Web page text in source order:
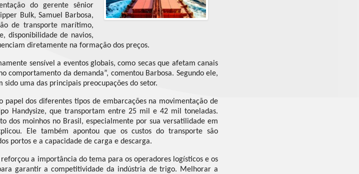
do gerente sênior
Bulk, Samuel Barbosa,
de transporte marítimo,
disponibilidade de navios,
diretamente na formação dos preços.
sensível a eventos globais, como secas que afetam canais
comportamento da demanda”, comentou Barbosa. Segundo ele,
uma das principais preocupações do setor.
papel dos diferentes tipos de embarcações na movimentação de
Handysize, que transportam entre 25 mil e 42 mil toneladas.
dos moinhos no Brasil, especialmente por sua versatilidade em
Ele também apontou que os custos do transporte são
portos e a capacidade de carga e descarga.
a importância do tema para os operadores logísticos e os
garantir a competitividade da indústria de trigo. Melhorar a